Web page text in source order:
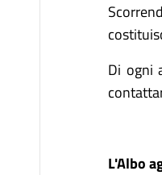
Di ogni
L'Albo